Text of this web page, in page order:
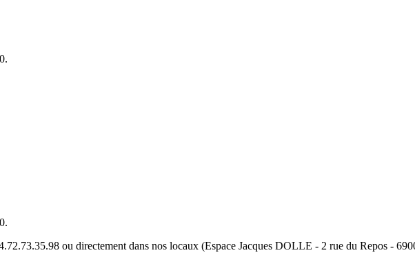
ou directement dans nos locaux (Espace Jacques DOLLE - 2 rue du Repos -